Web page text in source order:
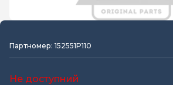
Партномер: 152551P110
Не доступний